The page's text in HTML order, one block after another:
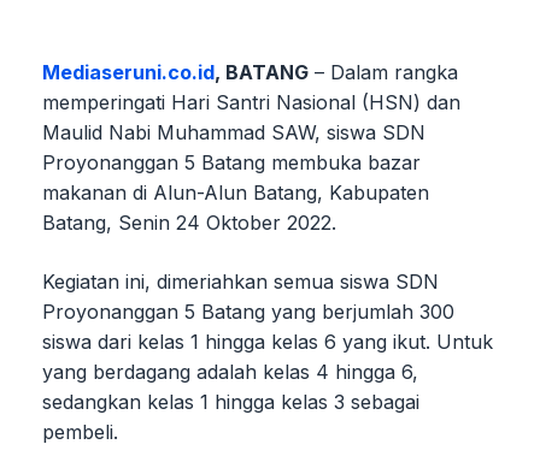
Mediaseruni.co.id, BATANG – Dalam rangka
memperingati Hari Santri Nasional (HSN) dan
Maulid Nabi Muhammad SAW, siswa SDN
Proyonanggan 5 Batang membuka bazar
makanan di Alun-Alun Batang, Kabupaten
Batang, Senin 24 Oktober 2022.
Kegiatan ini, dimeriahkan semua siswa SDN
Proyonanggan 5 Batang yang berjumlah 300
siswa dari kelas 1 hingga kelas 6 yang ikut. Untuk
yang berdagang adalah kelas 4 hingga 6,
sedangkan kelas 1 hingga kelas 3 sebagai
pembeli.